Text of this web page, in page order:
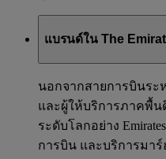
แบรนด์ใน The
นอกจากสายการบินระห
และผู้ให้บริการภาคพื้น
ระดับโลกอย่าง
การบิน และบริการมาร์